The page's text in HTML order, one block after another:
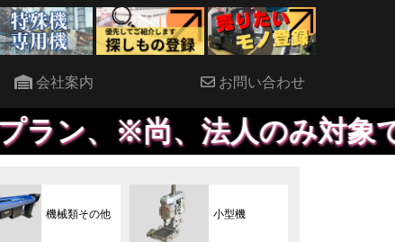
会社案内 お問い合わせ
人のみ対象で、原則決算
機械類その他 小型機